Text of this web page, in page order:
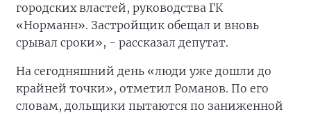
городских властей, руководства ГК
«Норманн». Застройщик обещал и вновь
срывал сроки», - рассказал депутат.
На сегодняшний день «люди уже дошли до
крайней точки», отметил Романов. По его
словам, дольщики пытаются по заниженной